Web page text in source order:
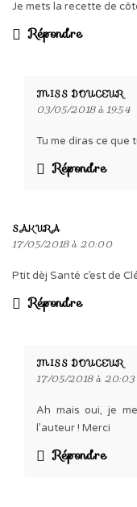
Je mets la recette de
Répondre
MISS DOUCEUR
03/05/2018 à 19:54
Tu me diras ce que
Répondre
SAKURA
17/05/2018 à 20:00
Ptit dèj Santé c’est de
Répondre
MISS DOUCEUR
17/05/2018 à 20:03
Ah mais oui, je
l’auteur ! Merci
Répondre